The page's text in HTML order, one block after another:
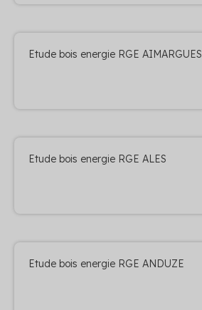
Etude bois energie RGE AIMARGUES
Etude bois energie RGE ALES
Etude bois energie RGE ANDUZE